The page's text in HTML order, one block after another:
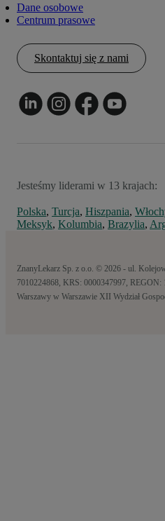
Dane osobowe
Centrum prasowe
Skontaktuj się z nami
Jesteśmy liderami w 13 krajach:
Polska, Turcja, Hiszpania,
Meksyk, Kolumbia, Brazylia,
ZnanyLekarz Sp. z o.o. © 2026 - ul.
7010224868, KRS: 0000347997, REGON:
Warszawy w Warszawie XII Wydział